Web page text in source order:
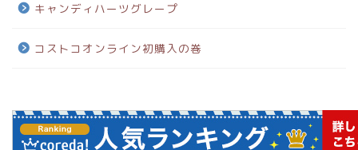
キャンディハーツグレープ
コストコオンライン初購入の巻